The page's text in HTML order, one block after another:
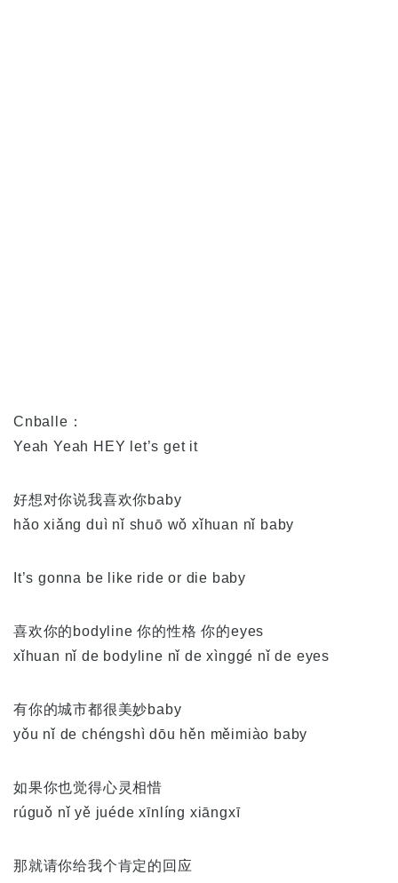
Cnballe：
Yeah Yeah HEY let’s get it
好想对你说我喜欢你baby
hǎo xiǎng duì nǐ shuō wǒ xǐhuan nǐ baby
It’s gonna be like ride or die baby
喜欢你的bodyline 你的性格 你的eyes
xǐhuan nǐ de bodyline nǐ de xìnggé nǐ de eyes
有你的城市都很美妙baby
yǒu nǐ de chéngshì dōu hěn měimiào baby
如果你也觉得心灵相惜
rúguǒ nǐ yě juéde xīnlíng xiāngxī
那就请你给我个肯定的回应